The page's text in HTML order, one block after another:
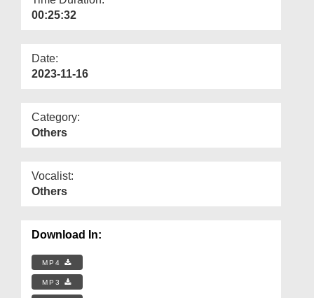
00:25:32
Date:
2023-11-16
Category:
Others
Vocalist:
Others
Download In:
MP4
MP3